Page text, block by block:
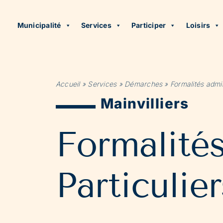
Municipalité Services Participer Loisirs
Accueil» Services» Démarches» Formalités
Mainvilliers